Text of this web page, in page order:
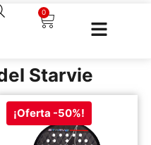
0
Starvie
¡Oferta -50%!